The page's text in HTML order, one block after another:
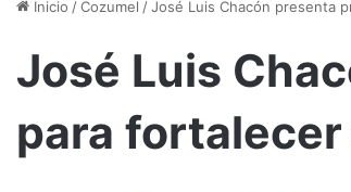
Inicio /Cozumel /José Luis Chacón presenta
José Luis
para